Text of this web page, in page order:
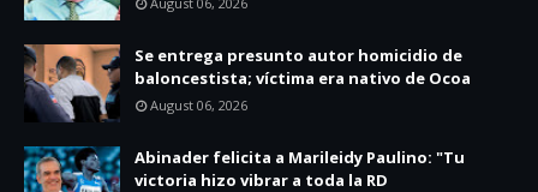
Se entrega presunto autor homicidio de
baloncestista; víctima era nativo de Ocoa
August 06, 2026
Abinader felicita a Marileidy Paulino: "Tu
victoria hizo vibrar a toda la RD